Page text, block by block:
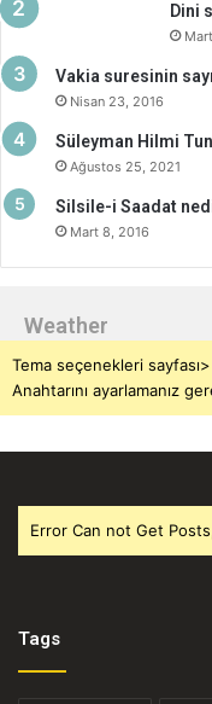
Dini
Vakia suresinin
Nisan 23, 2016
Süleyman Hilmi
Ağustos 25, 2021
Silsile-i Saadat
Mart 8, 2016
Weather
Tema seçenekleri
Anahtarını ayarlamanız
Error Can not Get
Tags